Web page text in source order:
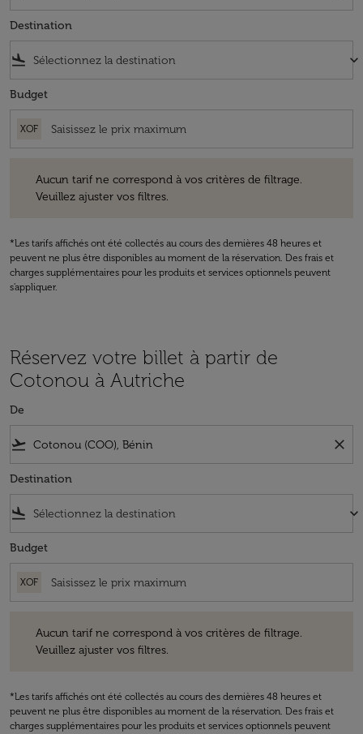
Destination
flight_land keyboard_arrow_down
Budget
XOF
Aucun tarif ne correspond à vos critères de filtrage.
Veuillez ajuster vos filtres.
*Les tarifs affichés ont été collectés au cours des dernières 48 heures et
peuvent ne plus être disponibles au moment de la réservation. Des frais et
charges supplémentaires pour les produits et services optionnels peuvent
s'appliquer.
Réservez votre billet à partir de
Cotonou à Autriche
De
flight_takeoff close
Destination
flight_land keyboard_arrow_down
Budget
XOF
Aucun tarif ne correspond à vos critères de filtrage.
Veuillez ajuster vos filtres.
*Les tarifs affichés ont été collectés au cours des dernières 48 heures et
peuvent ne plus être disponibles au moment de la réservation. Des frais et
charges supplémentaires pour les produits et services optionnels peuvent